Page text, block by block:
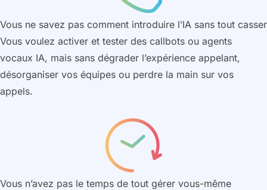
Vous ne savez pas comment introduire l’IA sans tout casser
Vous voulez activer et tester des callbots ou agents
vocaux IA, mais sans dégrader l’expérience appelant,
désorganiser vos équipes ou perdre la main sur vos
appels.
Vous n’avez pas le temps de tout gérer vous-même